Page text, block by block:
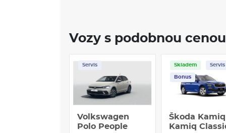
Vozy s podobnou cenou
Servis
Volkswagen
Polo People
Skladem Servis
Bonus
Škoda Kamiq
Kamiq